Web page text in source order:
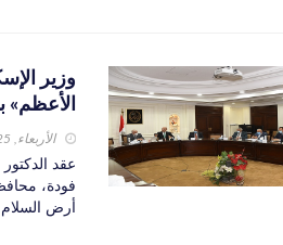
وزير
الأعظم»
الأربعاء, 25 نوفمبر 2020
عقد
فودة،
أرض